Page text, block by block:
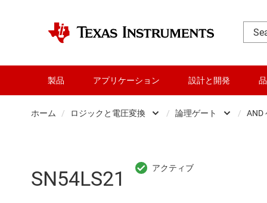
製品 アプリケーション 設計と開発
ホーム / ロジックと電圧変換
RF とマイクロ波
/ 論理ゲート / AND
SN54LS21